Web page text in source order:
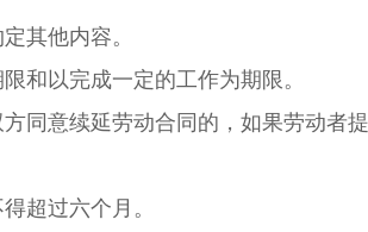
其他内容。
和以完成一定的工作为期限。
同意续延劳动合同的，如果劳动者
超过六个月。